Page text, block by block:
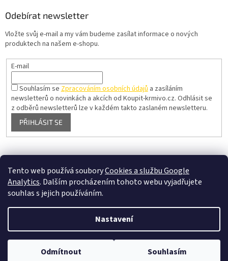
Tento web používá souboryCookies a službu Google
Analytics. Dalším procházením tohoto webu vyjadřujete
souhlas s jejich používáním.
Nastavení
Odmítnout Souhlasím
Omlouvame se, v terminu 20-27.7 nefunguje zavaznych zdravotnich
Odebírat newsletter
Vložte svůj e-mail a my vám budeme zasílat informace o nových
produktech na našem e-shopu.
E-mail
Souhlasím se Zpracováním osobních údajů a zasíláním
newsletterů o novinkách a akcích od Koupit-krmivo.cz. Odhlásit se
z odběrů newsletterů lze v každém takto zaslaném newsletteru.
PŘIHLÁSIT SE
Copyright 2026koupit-krmivo.cz. Všechna práva vyhrazena.
Upravit nastavení cookies